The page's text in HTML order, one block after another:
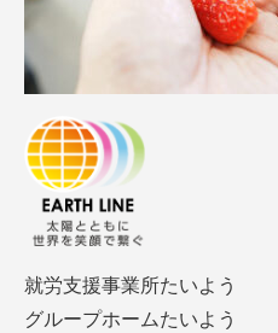
就労支援事業所たいよう
グループホームたいよう